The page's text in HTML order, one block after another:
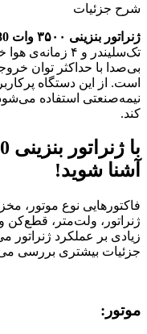
شرح جزئیات
ژنراتور بنزینی ۳۵۰۰ وات
تک‌‌سلیندر و ۴
است. از این دستگاه
نیمه‌صنعتی استفاده می‌شود
کند.
با ژنراتور بنزینی
آشنا شوید!
فاکتورهایی نوع موتور،
ژنراتور، ولت‌متر، قطع‌کن
زیادی بر عملکرد ژنراتور
جزئیات بیشتری بررسی
موتور: